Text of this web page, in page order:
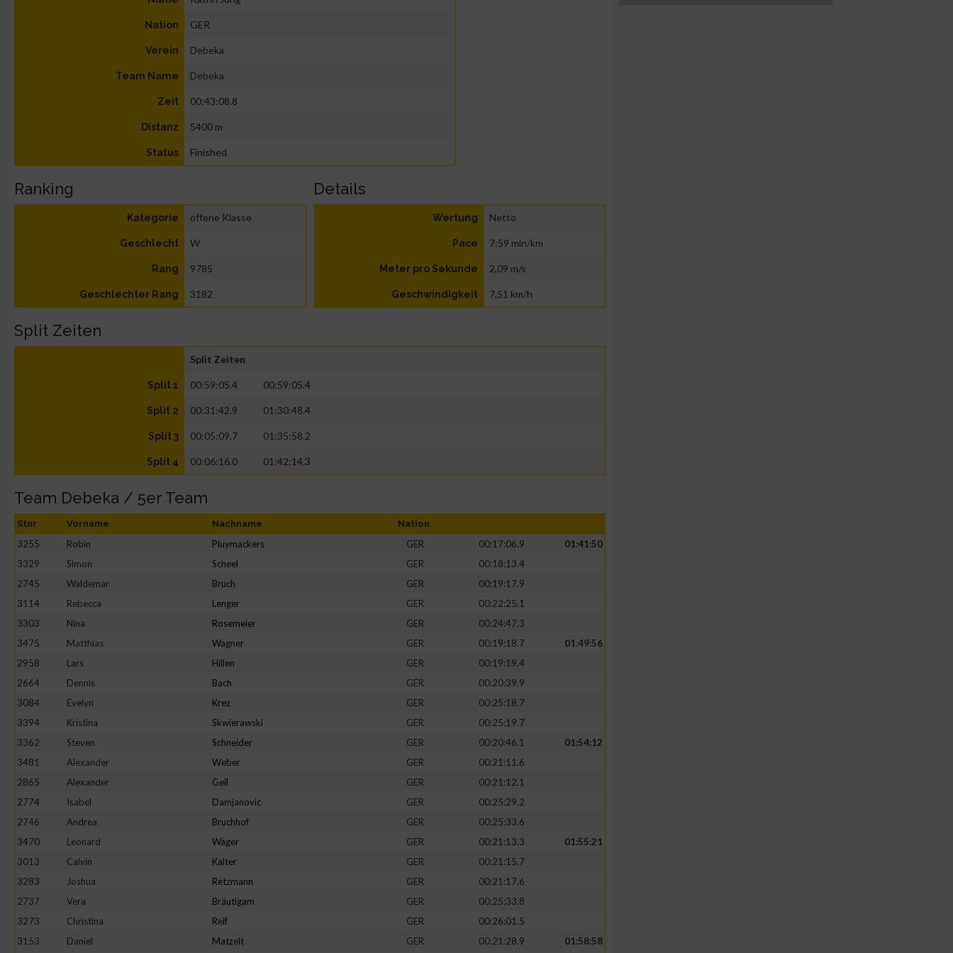
Nation GER
Verein Debeka
Team Name Debeka
Zeit 00:43:08.8
Distanz 5400 m
Status Finished
Ranking
Kategorie offene Klasse
Geschlecht W
Rang 9785
Geschlechter Rang 3182
Details
Wertung Netto
Pace 7:59 min/km
Meter pro Sekunde 2,09 m/s
Geschwindigkeit 7,51 km/h
Split Zeiten
Split Zeiten
Split 1 00:59:05.4 00:59:05.4
Split 2 00:31:42.9 01:30:48.4
Split 3 00:05:09.7 01:35:58.2
Split 4 00:06:16.0 01:42:14.3
Team Debeka / 5er Team
Stnr Vorname Nachname Nation
3255 Robin Pluymackers GER 00:17:06.9
01:41:50
3329
Simon Scheel GER
00:18:13.4
2745
Waldemar Bruch GER
00:19:17.9
3114
Rebecca Lenger GER
00:22:25.1
3303
Nina Rosemeier GER
00:24:47.3
3475
Matthias Wagner GER 00:19:18.7
01:49:56
2958
Lars Hillen GER
00:19:19.4
2664
Dennis Bach GER
00:20:39.9
3084
Evelyn Krez GER
00:25:18.7
3394
Kristina Skwierawski GER
00:25:19.7
3362
Steven Schneider GER 00:20:46.1
01:54:12
3481
Alexander Weber GER
00:21:11.6
2865
Alexander Geil GER
00:21:12.1
2774
Isabel Damjanovic GER
00:25:29.2
2746
Andrea Bruchhof GER
00:25:33.6
3470
Leonard Wäger GER 00:21:13.3
01:55:21
3013
Calvin Kalter GER
00:21:15.7
3283
Joshua Retzmann GER
00:21:17.6
2737
Vera Bräutigam GER
00:25:33.8
3273
Christina Reif GER
00:26:01.5
3153
Daniel Matzelt GER 00:21:28.9
01:58:58